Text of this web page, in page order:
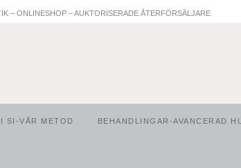
– ONLINESHOP – AUKTORISERADE ÅTERFÖRSÄLJARE
SI-VÅR METOD BEHANDLINGAR-AVANCERAD